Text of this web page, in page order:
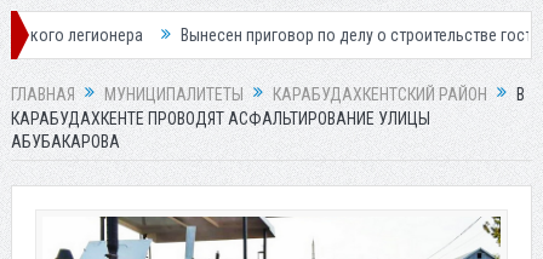
Вынесен приговор по делу о строительстве гостиницы у
ГЛАВНАЯ МУНИЦИПАЛИТЕТЫ КАРАБУДАХКЕНТСКИЙ РАЙОН
В
КАРАБУДАХКЕНТЕ ПРОВОДЯТ АСФАЛЬТИРОВАНИЕ УЛИЦЫ
АБУБАКАРОВА